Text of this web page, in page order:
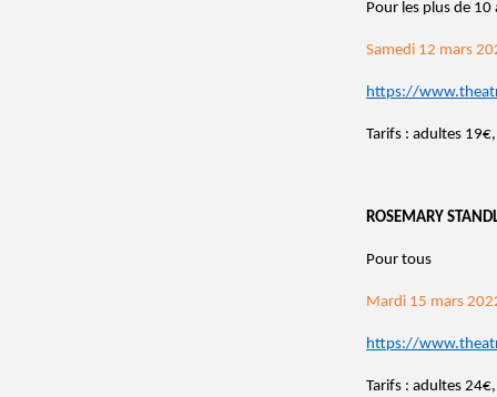
Pour les plus de 10
Samedi 12 mars
https://
Tarifs : adultes
ROSEMARY
Pour tous
Mardi 15 mars
https://
Tarifs : adultes